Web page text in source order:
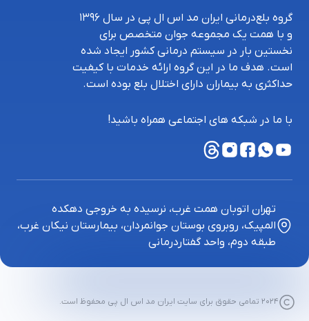
گروه بلع‌درمانی ایران‌ مد اس ال پی در سال 1396
و با همت یک مجموعه جوان متخصص برای
نخستین بار در سیستم درمانی کشور ایجاد شده
است. هدف ما در این گروه ارائه خدمات با کیفیت
حداکثری به بیماران دارای اختلال بلع بوده است.
با ما در شبکه های اجتماعی همراه باشید!
تهران اتوبان همت غرب، نرسیده به خروجی دهکده
المپیک، روبروی بوستان جوانمردان، بیمارستان نیکان غرب،
طبقه دوم، واحد گفتاردرمانی
2024 تمامی حقوق برای سایت ایران مد اس ال پی محفوظ است.